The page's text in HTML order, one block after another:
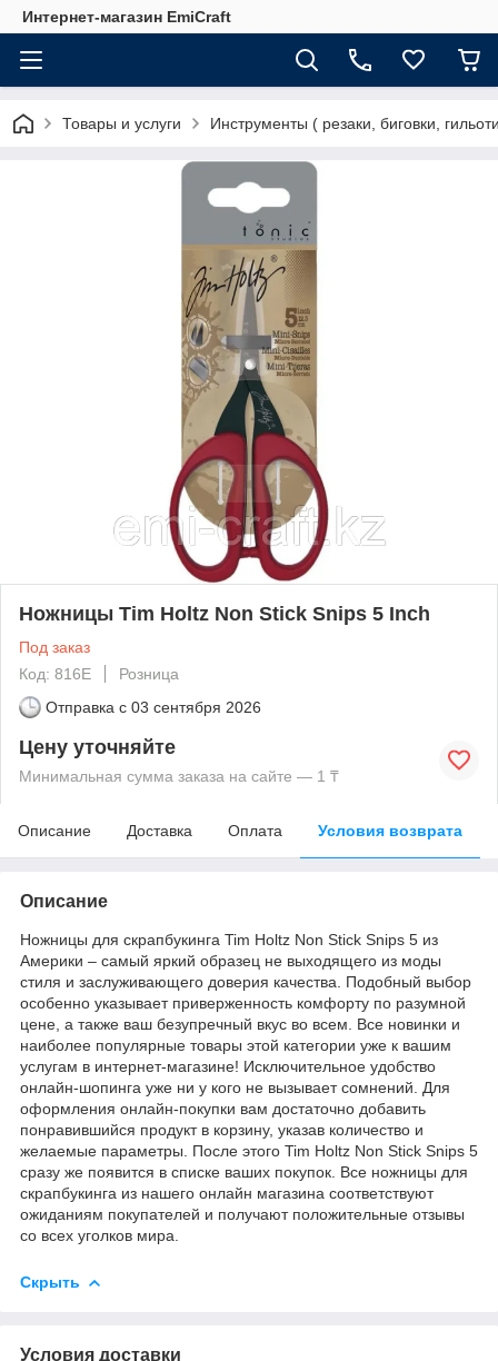
Интернет-магазин EmiCraft
Товары и услуги Инструменты ( резаки, биговки,
Ножницы Tim Holtz Non Stick Snips 5 Inch
Под заказ
Код: 816E
Розница
Отправка с 03 сентября 2026
Цену уточняйте
Минимальная сумма заказа на сайте — 1 ₸
Описание Доставка Оплата Условия возврата
Описание
Ножницы для скрапбукинга Tim Holtz Non Stick Snips 5 из
Америки – самый яркий образец не выходящего из моды
стиля и заслуживающего доверия качества. Подобный выбор
особенно указывает приверженность комфорту по разумной
цене, а также ваш безупречный вкус во всем. Все новинки и
наиболее популярные товары этой категории уже к вашим
услугам в интернет-магазине! Исключительное удобство
онлайн-шопинга уже ни у кого не вызывает сомнений. Для
оформления онлайн-покупки вам достаточно добавить
понравившийся продукт в корзину, указав количество и
желаемые параметры. После этого Tim Holtz Non Stick Snips 5
сразу же появится в списке ваших покупок. Все ножницы для
скрапбукинга из нашего онлайн магазина соответствуют
ожиданиям покупателей и получают положительные отзывы
со всех уголков мира.
Скрыть
Условия доставки